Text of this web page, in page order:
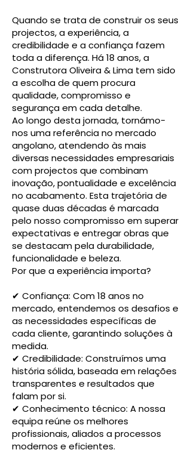
Quando se trata de construir os seus
projectos, a experiência, a
credibilidade e a confiança fazem
toda a diferença. Há 18 anos, a
Construtora Oliveira & Lima tem sido
a escolha de quem procura
qualidade, compromisso e
segurança em cada detalhe.
Ao longo desta jornada, tornámo-
nos uma referência no mercado
angolano, atendendo às mais
diversas necessidades empresariais
com projectos que combinam
inovação, pontualidade e excelência
no acabamento. Esta trajetória de
quase duas décadas é marcada
pelo nosso compromisso em superar
expectativas e entregar obras que
se destacam pela durabilidade,
funcionalidade e beleza.
Por que a experiência importa?
✔ Confiança: Com 18 anos no
mercado, entendemos os desafios e
as necessidades específicas de
cada cliente, garantindo soluções à
medida.
✔ Credibilidade: Construímos uma
história sólida, baseada em relações
transparentes e resultados que
falam por si.
✔ Conhecimento técnico: A nossa
equipa reúne os melhores
profissionais, aliados a processos
modernos e eficientes.